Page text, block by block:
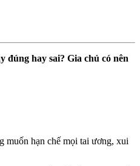
hay sai? Gia chủ có nên
muốn hạn chế mọi tai ương, xui